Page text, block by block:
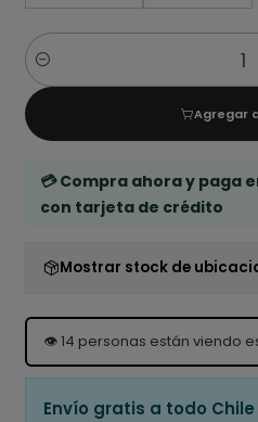
Cantidad
Agregar
💳 Compra ahora y paga
con tarjeta de crédito
Mostrar stock de
👁️14 personas están viendo
Envío gratis a todo Chile